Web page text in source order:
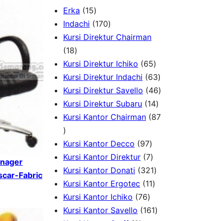
Fabric
Erka 151
5
p
o
d
u
c
t
Indachi 1701
7
p
r
o
d
u
t
s
Kursi Direktur Chairman
181
8
p
r
o
d
c
t
s
Kursi Direktur Ichiko 656
5
p
r
o
t
s
Kursi Direktur Indachi 636
3
p
r
Kursi Direktur Savello 464
p
Kursi Direktur Subaru 141
4
d
t
Kursi Kantor Chairman 87
8
7
p
r
o
d
u
Kursi Kantor Decco 979
7
p
r
o
d
Kursi Kantor Direktur 77
p
r
d
Kursi Kantor Donati 3213
2
p
Kursi Kantor Ergotec 111
p
Kursi Kantor Ichiko 767
6
Kursi Kantor Savello 1611